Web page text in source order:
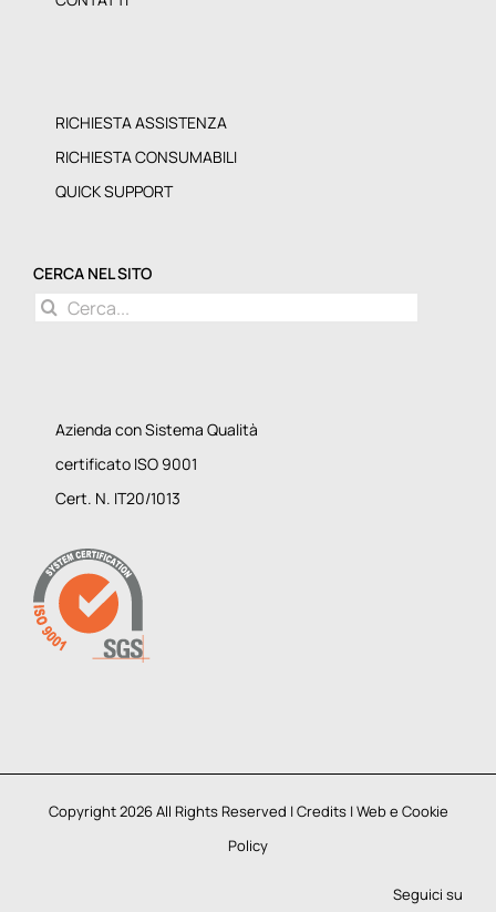
CONTATTI
RICHIESTA ASSISTENZA
RICHIESTA CONSUMABILI
QUICK SUPPORT
CERCA NEL SITO
Cerca
Azienda con Sistema Qualità
certificato ISO 9001
Cert. N. IT20/1013
Copyright 2026 All Rights Reserved | Credits
Web e Cookie
Policy
Seguici su